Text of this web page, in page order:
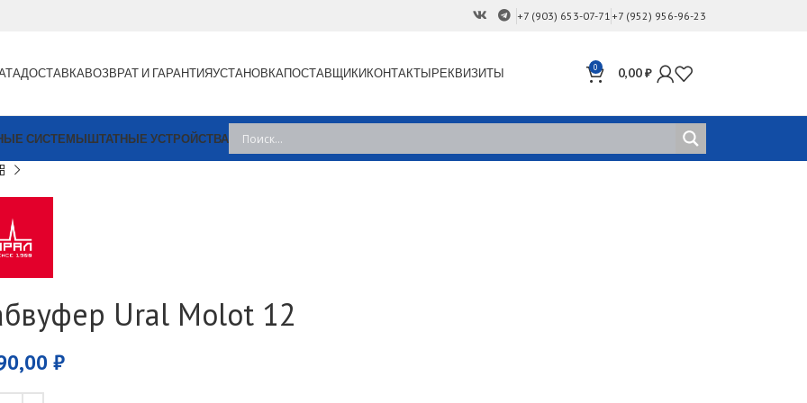
+7 (903) 653-07-71 +7 (952) 956-96-23
ДОСТАВКАВОЗВРАТ И ГАРАНТИЯУСТАНОВКАПОСТАВЩИКИКОНТАКТЫРЕКВИЗИТЫ 0 0,00₽
СИСТЕМЫШТАТНЫЕ УСТРОЙСТВА
Ural Molot 12
₽